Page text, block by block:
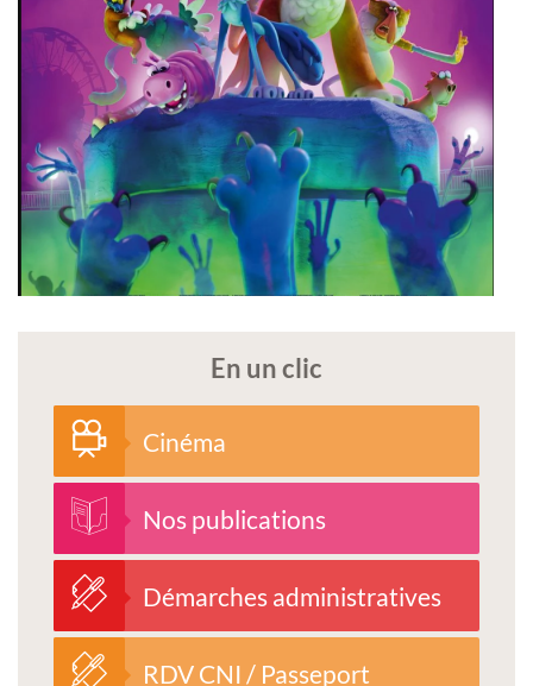
En un clic
Cinéma
Nos publications
Démarches administratives
RDV CNI / Passeport